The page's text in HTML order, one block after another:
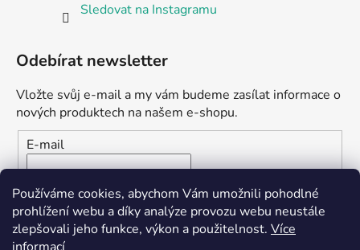
Používáme cookies, abychom Vám umožnili pohodlné
prohlížení webu a díky analýze provozu webu neustále
zlepšovali jeho funkce, výkon a použitelnost. Více
Sledovat na Instagramu
Odebírat newsletter
Vložte svůj e-mail a my vám budeme zasílat informace o
nových produktech na našem e-shopu.
E-mail
Vložením e-mailu souhlasíte s
podmínkami ochrany
osobních údajů
PŘIHLÁSIT SE